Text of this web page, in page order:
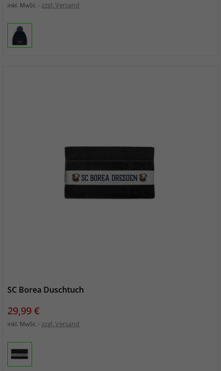
inkl. MwSt. zzgl. Versand
SC Borea Duschtuch
Preis
29,99 €
inkl. MwSt. zzgl. Versand